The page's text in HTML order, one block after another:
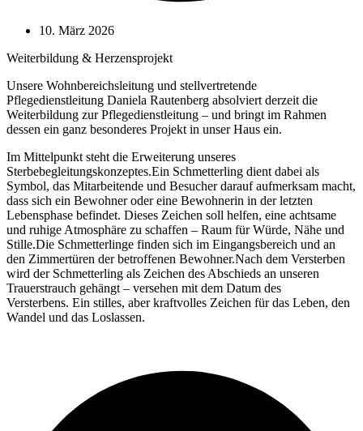
10. März 2026
Weiterbildung & Herzensprojekt
Unsere Wohnbereichsleitung und stellvertretende
Pflegedienstleitung Daniela Rautenberg absolviert derzeit die
Weiterbildung zur Pflegedienstleitung – und bringt im Rahmen
dessen ein ganz besonderes Projekt in unser Haus ein.
Im Mittelpunkt steht die Erweiterung unseres
Sterbebegleitungskonzeptes.Ein Schmetterling dient dabei als
Symbol, das Mitarbeitende und Besucher darauf aufmerksam macht,
dass sich ein Bewohner oder eine Bewohnerin in der letzten
Lebensphase befindet. Dieses Zeichen soll helfen, eine achtsame
und ruhige Atmosphäre zu schaffen – Raum für Würde, Nähe und
Stille.Die Schmetterlinge finden sich im Eingangsbereich und an
den Zimmertüren der betroffenen Bewohner.Nach dem Versterben
wird der Schmetterling als Zeichen des Abschieds an unseren
Trauerstrauch gehängt – versehen mit dem Datum des
Versterbens. Ein stilles, aber kraftvolles Zeichen für das Leben, den
Wandel und das Loslassen.